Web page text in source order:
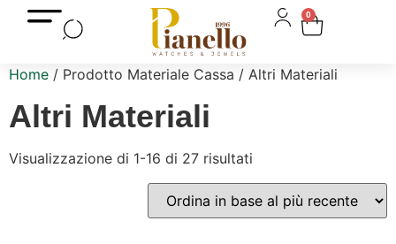
0
Home / Prodotto Materiale Cassa / Altri Materiali
Altri Materiali
Visualizzazione di 1-16 di 27 risultati